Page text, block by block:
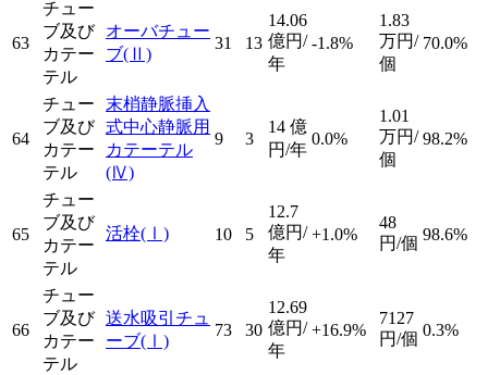
63
チュー
ブ及び
カテー
テル
オーバチュー
ブ(Ⅱ)
31 13
14.06
億円/
年
-1.8%
1.83
万円/
個
70.0%
64
チュー
ブ及び
カテー
テル
末梢静脈挿入
式中心静脈用
カテーテル
(Ⅳ)
9 3
14 億
円/年
0.0%
1.01
万円/
個
98.2%
65
チュー
ブ及び
カテー
テル
活栓(Ⅰ) 10 5
12.7
億円/
年
+1.0%
48
円/個 98.6%
66
チュー
ブ及び
カテー
テル
送水吸引チュ
ーブ(Ⅰ)
73 30
12.69
億円/
年
+16.9%
7127
円/個 0.3%